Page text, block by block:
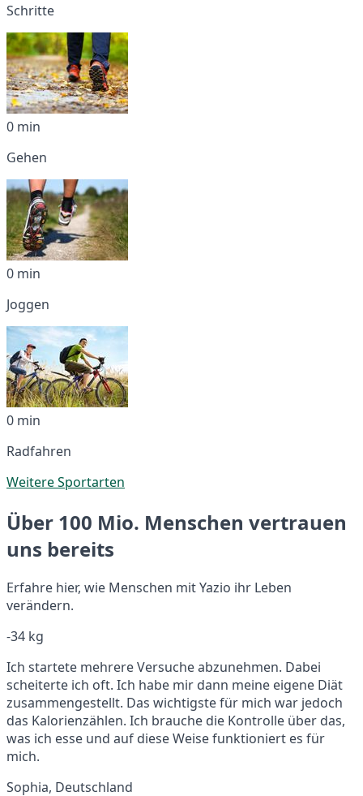
Schritte
0 min
Gehen
0 min
Joggen
0 min
Radfahren
Weitere Sportarten
Über 100 Mio. Menschen vertrauen
uns bereits
Erfahre hier, wie Menschen mit Yazio ihr Leben
verändern.
-34 kg
Ich startete mehrere Versuche abzunehmen. Dabei
scheiterte ich oft. Ich habe mir dann meine eigene Diät
zusammengestellt. Das wichtigste für mich war jedoch
das Kalorienzählen. Ich brauche die Kontrolle über das,
was ich esse und auf diese Weise funktioniert es für
mich.
Sophia, Deutschland